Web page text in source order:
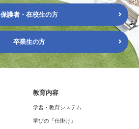
保護者・在校生の方
卒業生の方
教育内容
学習・教育システム
学びの『仕掛け』